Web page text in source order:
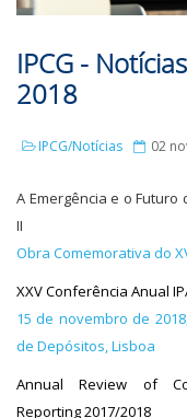
IPCG -
2018
IPCG/Notícias 02
A Emergência e o
II
Obra Comemorativa do
XXV Conferência Anual
15 de novembro de
de Depósitos, Lisboa
Annual Review of
Reporting 2017/2018